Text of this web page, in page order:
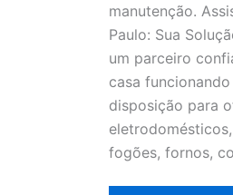
manutenção.
Paulo: Sua
um parceiro
casa
disposição para
fogões, fornos,